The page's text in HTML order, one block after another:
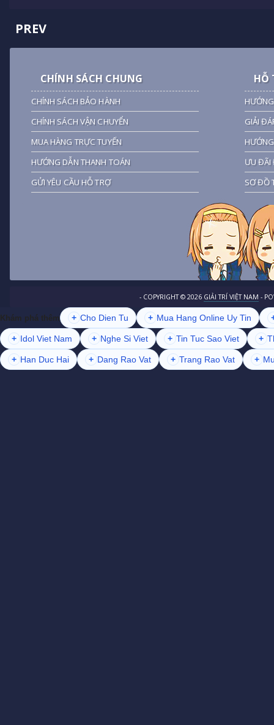
PREV
CHÍNH SÁCH CHUNG
CHÍNH SÁCH BẢO HÀNH
CHÍNH SÁCH VẬN CHUYỂN
MUA HÀNG TRỰC TUYẾN
HƯỚNG DẪN THANH TOÁN
GỬI YÊU CẦU HỖ TRỢ
HỖ
GIẢI
ƯU ĐÃI
SƠ ĐỒ
- COPYRIGHT © 2026 GIẢI TRÍ VIỆT NAM -
Khám phá thêm + Cho Dien Tu + Mua Hang Online Uy Tin
+ Idol Viet Nam + Nghe Si Viet + Tin Tuc Sao Viet +
+ Han Duc Hai + Dang Rao Vat + Trang Rao Vat +